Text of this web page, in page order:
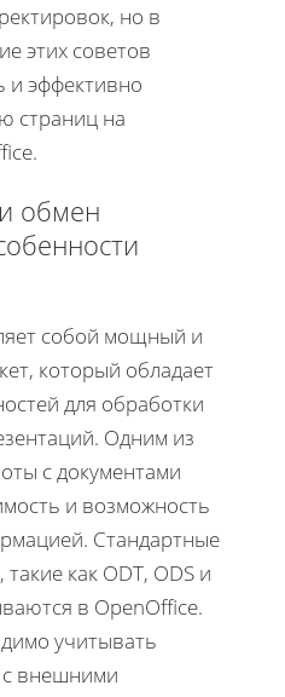
но в
этих советов
и эффективно
страниц на
обмен
собой мощный и
который обладает
для обработки
Одним из
с документами
и возможность
Стандартные
как ODT, ODS и
в OpenOffice.
учитывать
внешними